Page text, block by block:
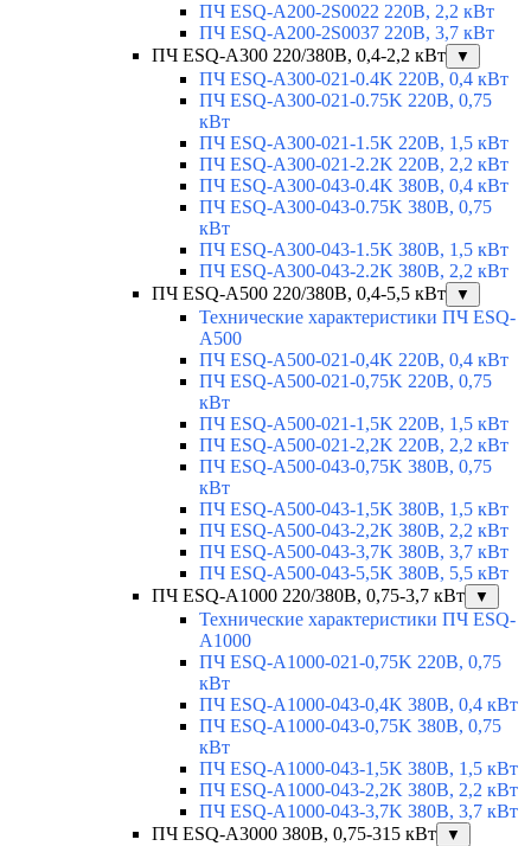
ПЧ ESQ-A200-2S0022 220В, 2,2 кВт
ПЧ ESQ-A200-2S0037 220В, 3,7 кВт
ПЧ ESQ-A300 220/380В, 0,4-2,2 кВт
▼
ПЧ ESQ-A300-021-0.4K 220В, 0,4 кВт
ПЧ ESQ-A300-021-0.75K 220В, 0,75
кВт
ПЧ ESQ-A300-021-1.5K 220В, 1,5 кВт
ПЧ ESQ-A300-021-2.2K 220В, 2,2 кВт
ПЧ ESQ-A300-043-0.4K 380В, 0,4 кВт
ПЧ ESQ-A300-043-0.75K 380В, 0,75
кВт
ПЧ ESQ-A300-043-1.5K 380В, 1,5 кВт
ПЧ ESQ-A300-043-2.2K 380В, 2,2 кВт
ПЧ ESQ-A500 220/380В, 0,4-5,5 кВт
▼
Технические характеристики ПЧ ESQ-
A500
ПЧ ESQ-A500-021-0,4K 220В, 0,4 кВт
ПЧ ESQ-A500-021-0,75K 220В, 0,75
кВт
ПЧ ESQ-A500-021-1,5K 220В, 1,5 кВт
ПЧ ESQ-A500-021-2,2K 220В, 2,2 кВт
ПЧ ESQ-A500-043-0,75K 380В, 0,75
кВт
ПЧ ESQ-A500-043-1,5K 380В, 1,5 кВт
ПЧ ESQ-A500-043-2,2K 380В, 2,2 кВт
ПЧ ESQ-A500-043-3,7K 380В, 3,7 кВт
ПЧ ESQ-A500-043-5,5K 380В, 5,5 кВт
ПЧ ESQ-A1000 220/380В, 0,75-3,7 кВт
▼
Технические характеристики ПЧ ESQ-
A1000
ПЧ ESQ-A1000-021-0,75K 220В, 0,75
кВт
ПЧ ESQ-A1000-043-0,4K 380В, 0,4 кВт
ПЧ ESQ-A1000-043-0,75K 380В, 0,75
кВт
ПЧ ESQ-A1000-043-1,5K 380В, 1,5 кВт
ПЧ ESQ-A1000-043-2,2K 380В, 2,2 кВт
ПЧ ESQ-A1000-043-3,7K 380В, 3,7 кВт
ПЧ ESQ-A3000 380В, 0,75-315 кВт
▼